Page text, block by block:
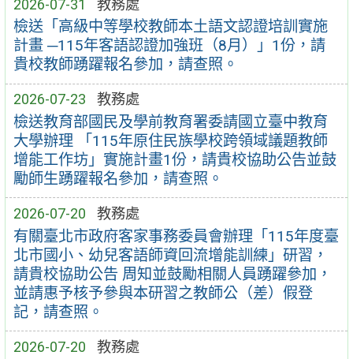
2026-07-31 教務處
檢送「高級中等學校教師本土語文認證培訓實施
計畫 ─115年客語認證加強班（8月）」1份，請
貴校教師踴躍報名參加，請查照。
2026-07-23 教務處
檢送教育部國民及學前教育署委請國立臺中教育
大學辦理 「115年原住民族學校跨領域議題教師
增能工作坊」實施計畫1份，請貴校協助公告並鼓
勵師生踴躍報名參加，請查照。
2026-07-20 教務處
有關臺北市政府客家事務委員會辦理「115年度臺
北市國小、幼兒客語師資回流增能訓練」研習，
請貴校協助公告 周知並鼓勵相關人員踴躍參加，
並請惠予核予參與本研習之教師公（差）假登
記，請查照。
2026-07-20 教務處